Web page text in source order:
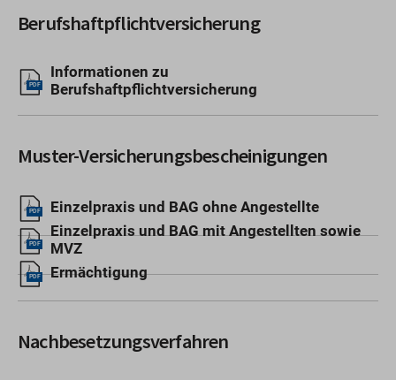
Berufshaftpflichtversicherung
PDF
Informationen zu
Berufshaftpflichtversicherung
Muster-Versicherungsbescheinigungen
PDF Einzelpraxis und BAG ohne Angestellte
PDF
Einzelpraxis und BAG mit Angestellten sowie
MVZ
PDF Ermächtigung
Nachbesetzungsverfahren